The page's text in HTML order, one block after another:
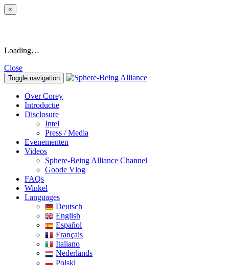
×
Loading…
Close
Toggle navigation
Over Corey
Introductie
Disclosure
Intel
Press / Media
Evenementen
Videos
Sphere-Being Alliance Channel
Goode Vlog
FAQs
Winkel
Languages
Deutsch
English
Español
Français
Italiano
Nederlands
Polski